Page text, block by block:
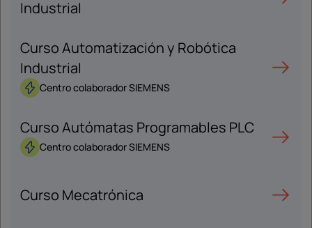
Industrial
Curso Automatización y Robótica
Industrial
Centro colaborador SIEMENS
Curso Autómatas Programables PLC
Centro colaborador SIEMENS
Curso Mecatrónica